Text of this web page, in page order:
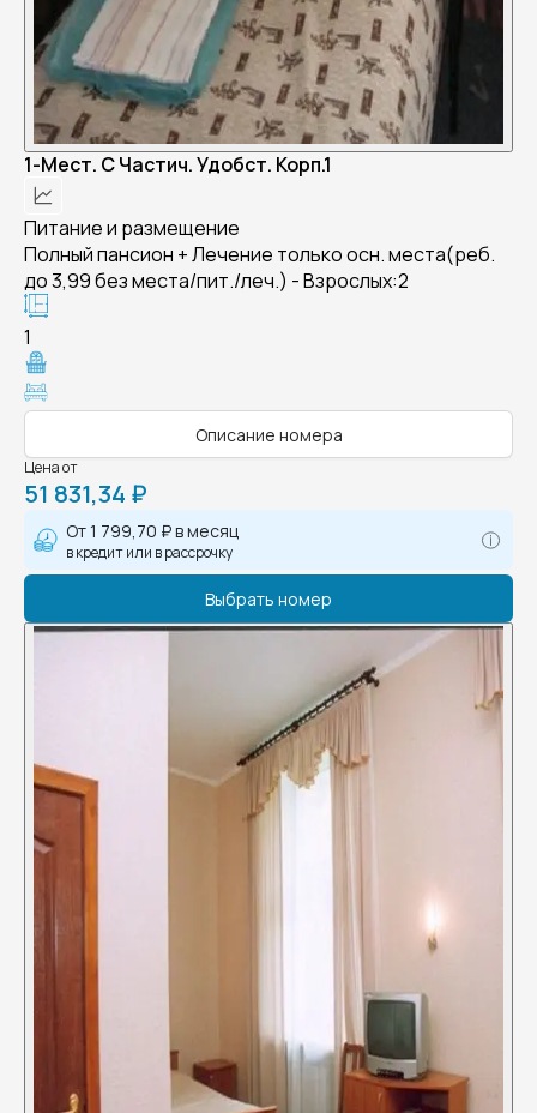
1-Мест. С Частич. Удобст. Корп.1
Питание и размещение
Полный пансион + Лечение только осн. места(реб.
до 3,99 без места/пит./леч.) - Взрослых:2
1
Описание номера
Цена от
51 831,34 ₽
От1 799,70 ₽в месяц
в кредит или в рассрочку
Выбрать номер